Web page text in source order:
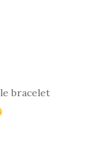
bracelet